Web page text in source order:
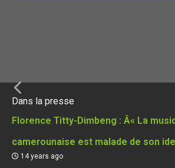
Dans la presse
Florence Titty-Dimbeng : Â« La
camerounaise est malade de son
14 years ago